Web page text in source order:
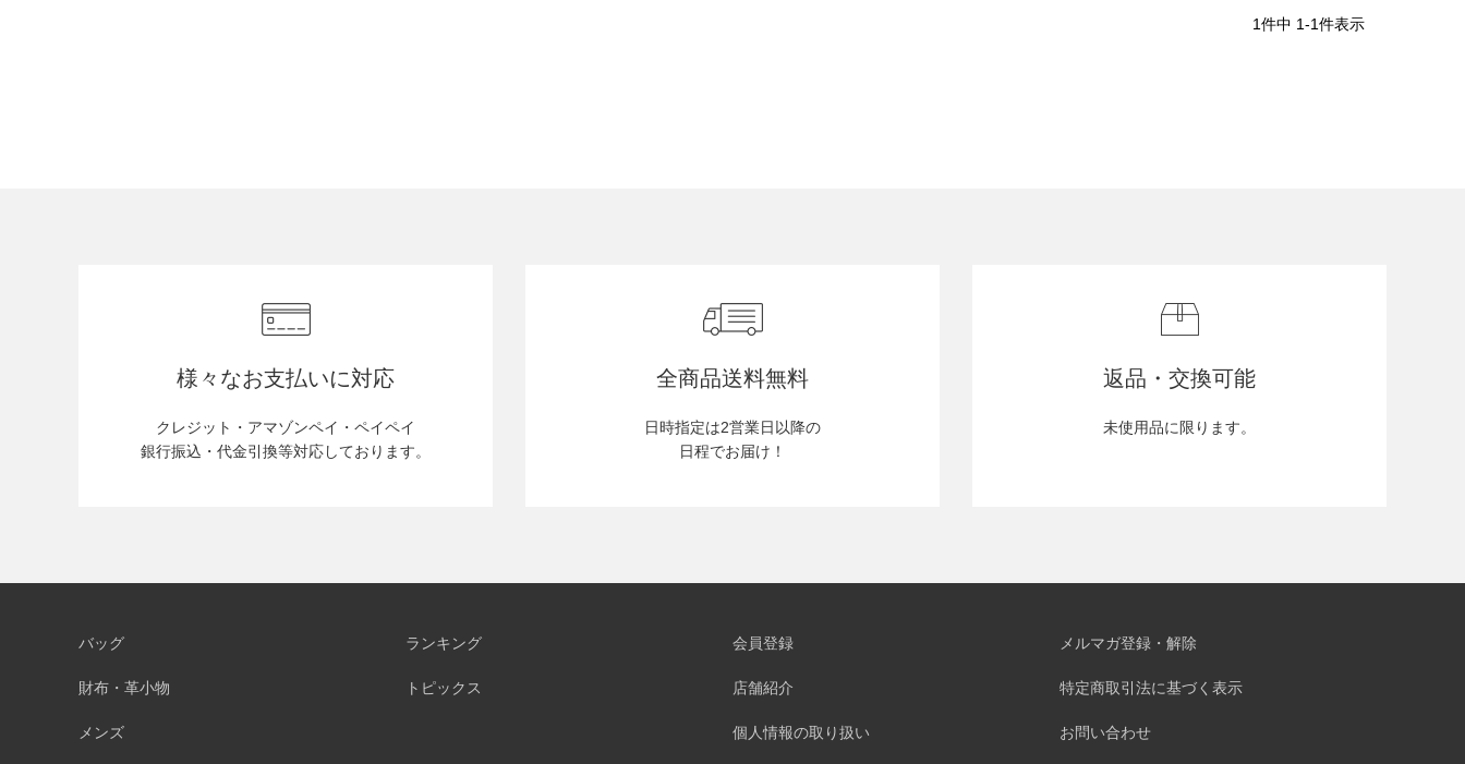
1件中 1-1件表示
様々なお支払いに対応
クレジット・アマゾンペイ・ペイペイ
銀行振込・代金引換等対応しております。
全商品送料無料
日時指定は2営業日以降の
日程でお届け！
返品・交換可能
未使用品に限ります。
バッグ
財布・革小物
メンズ
ランキング
トピックス
会員登録 メルマガ登録・解除
店舗紹介 特定商取引法に基づく表示
個人情報の取り扱い お問い合わせ